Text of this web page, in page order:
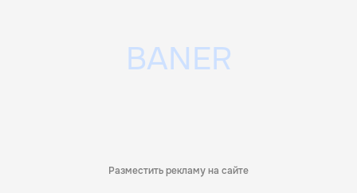
Разместить рекламу на сайте